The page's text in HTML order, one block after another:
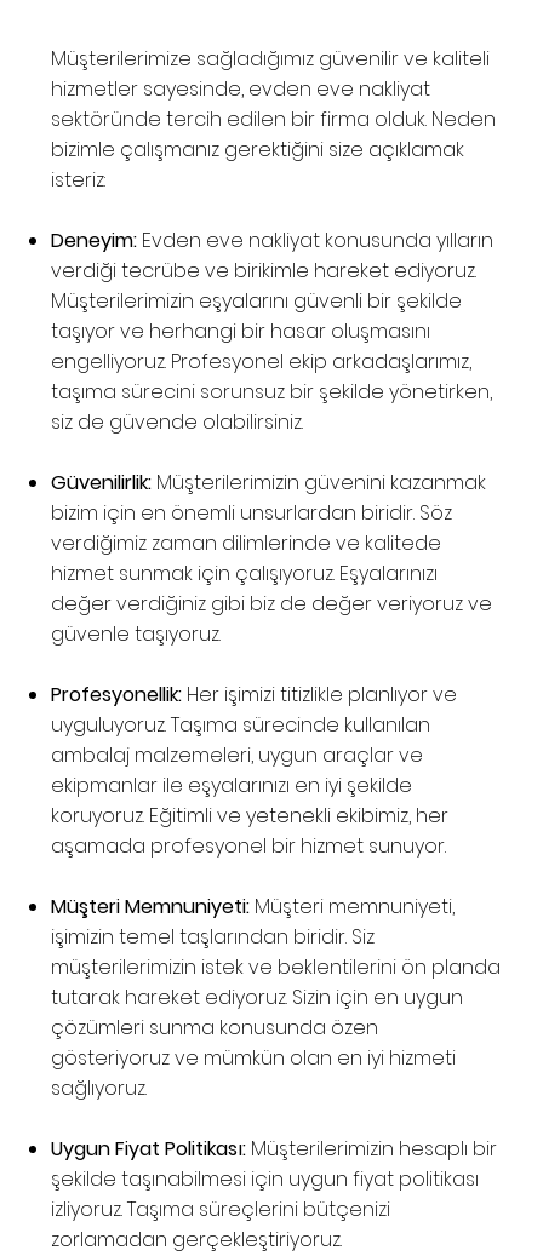
Müşterilerimize sağladığımız güvenilir ve kaliteli
hizmetler sayesinde, evden eve nakliyat
sektöründe tercih edilen bir firma olduk. Neden
bizimle çalışmanız gerektiğini size açıklamak
isteriz:
Deneyim:Evden eve nakliyat konusunda yılların
verdiği tecrübe ve birikimle hareket ediyoruz.
Müşterilerimizin eşyalarını güvenli bir şekilde
taşıyor ve herhangi bir hasar oluşmasını
engelliyoruz. Profesyonel ekip arkadaşlarımız,
taşıma sürecini sorunsuz bir şekilde yönetirken,
siz de güvende olabilirsiniz.
Güvenilirlik:Müşterilerimizin güvenini kazanmak
bizim için en önemli unsurlardan biridir. Söz
verdiğimiz zaman dilimlerinde ve kalitede
hizmet sunmak için çalışıyoruz. Eşyalarınızı
değer verdiğiniz gibi biz de değer veriyoruz ve
güvenle taşıyoruz.
Profesyonellik:Her işimizi titizlikle planlıyor ve
uyguluyoruz. Taşıma sürecinde kullanılan
ambalaj malzemeleri, uygun araçlar ve
ekipmanlar ile eşyalarınızı en iyi şekilde
koruyoruz. Eğitimli ve yetenekli ekibimiz, her
aşamada profesyonel bir hizmet sunuyor.
Müşteri Memnuniyeti: Müşteri memnuniyeti,
işimizin temel taşlarından biridir. Siz
müşterilerimizin istek ve beklentilerini ön planda
tutarak hareket ediyoruz. Sizin için en uygun
çözümleri sunma konusunda özen
gösteriyoruz ve mümkün olan en iyi hizmeti
sağlıyoruz.
Uygun Fiyat Politikası:Müşterilerimizin hesaplı bir
şekilde taşınabilmesi için uygun fiyat politikası
izliyoruz. Taşıma süreçlerini bütçenizi
zorlamadan gerçekleştiriyoruz.